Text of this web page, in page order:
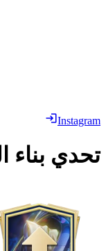
Instagram
تحدي بناء